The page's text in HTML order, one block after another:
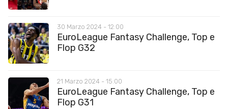
30 Marzo 2024 - 12:00
EuroLeague Fantasy Challenge, Top e
Flop G32
21 Marzo 2024 - 15:00
EuroLeague Fantasy Challenge, Top e
Flop G31